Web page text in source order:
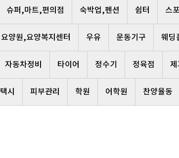
슈퍼,마트,편의점 숙박업,펜션 쉼터 스
요양원,요양복지센터 우유 운동기구 웨딩
자동차정비 타이어 정수기 정육점
택시 피부관리 학원 어학원 찬양율동